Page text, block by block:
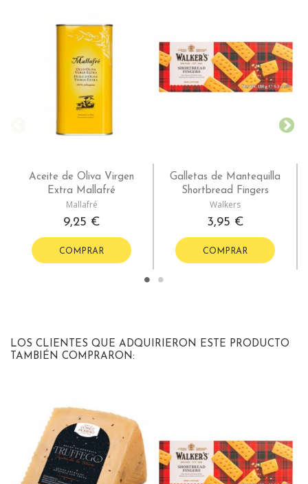
Aceite de Oliva Virgen
Extra Mallafré
Mallafré
9,25 €
COMPRAR
Galletas de Mantequilla
Shortbread Fingers
Walkers
3,95 €
COMPRAR
LOS CLIENTES QUE ADQUIRIERON ESTE PRODUCTO
TAMBIÉN COMPRARON: